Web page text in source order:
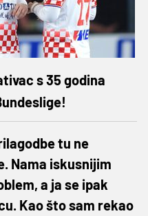
s 35 godina
tu ne
Nama iskusnijim
a ja se ipak
Kao što sam rekao